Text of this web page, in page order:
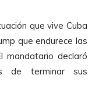
que vive Cuba
que endurece las
mandatario declaró
de terminar sus